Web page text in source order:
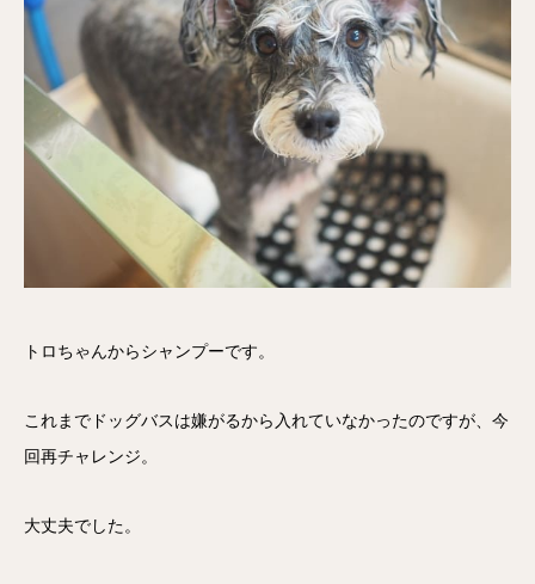
トロちゃんからシャンプーです。
これまでドッグバスは嫌がるから入れていなかったのですが、今
回再チャレンジ。
大丈夫でした。